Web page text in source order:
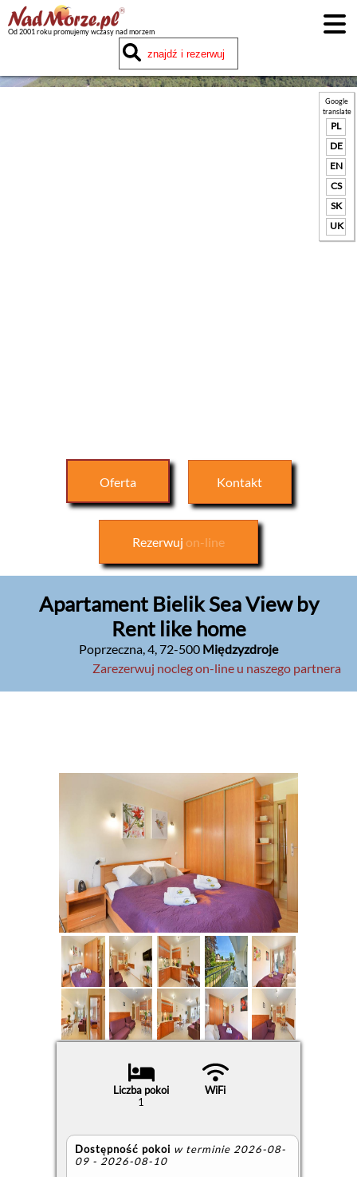
Od 2001 roku promujemy wczasy nad morzem
Google
translate
PL
DE
EN
CS
SK
UK
Oferta Kontakt
Rezerwuj on-line
Apartament Bielik Sea View by
Rent like home
Poprzeczna, 4,72-500 Międzyzdroje
Zarezerwuj nocleg on-line u naszego partnera
Liczba pokoi
1
WiFi
Dostępność pokoi w terminie 2026-08-
09 - 2026-08-10